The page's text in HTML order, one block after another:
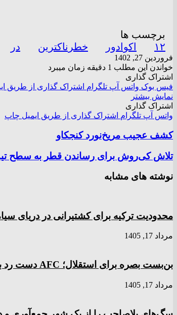
برچسب ها
۱۲
اکوادور خطرناکترین در
فروردین 27, 1402
خواندن این مطلب 1 دقیقه زمان میبرد
اشتراک گذاری
فیس بوک واتس آپ تلگرام اشتراک گذاری از طریق
نمایش بیشتر
اشتراک گذاری
واتس آپ تلگرام اشتراک گذاری از طریق ایمیل چاپ
کشف عجیب مریخ‌نورد کنجکاو
تلاش کی‌روش برای رساندن قطر به سطح
نوشته های مشابه
محدودیت ترکیه برای کشتیرانی در دریای
مرداد 17, 1405
بن‌بست بصره برای استقلال؛ AFC دست رد به سینه آبی‌ها زد
مرداد 17, 1405